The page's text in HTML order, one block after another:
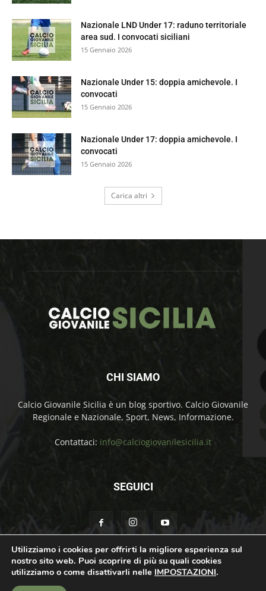
Nazionale LND Under 17: raduno territoriale
area sud. I convocati siciliani
15 Gennaio 2026
Nazionale Under 15: doppia amichevole. I
convocati
15 Gennaio 2026
Nazionale Under 17: doppia amichevole. I
convocati
15 Gennaio 2026
Carica altri
CHI SIAMO
Calcio Giovanile Sicilia è un blog sportivo. Calcio Giovanile
Regionale e Nazionale, Sport, News, Informazione.
Contattaci: info@calciogiovanilesicilia.it
SEGUICI
Chi Siamo Contatti Cookie Policy Privacy Policy
© Calcio Giovanile Sicilia Copyright by Rosolino Ciprì | Support by
Utilizziamo i cookies per offrirti la migliore esperienza sul
nostro sito web. Puoi scoprire di più su quali cookies
utilizziamo o come disattivarli nelle IMPOSTAZIONI.